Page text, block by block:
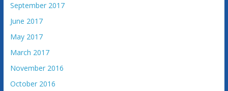
September 2017
June 2017
May 2017
March 2017
November 2016
October 2016